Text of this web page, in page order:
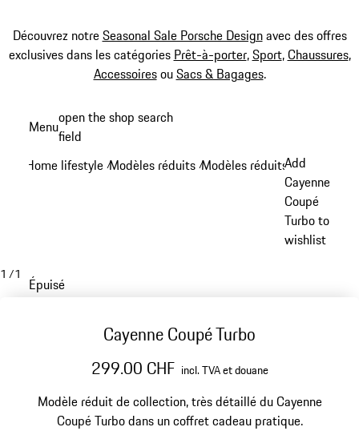
Découvrez notreSeasonal Sale Porsche Designavec des offres
exclusives dans les catégories Prêt-à-porter,Sport,Chaussures,
AccessoiresouSacs & Bagages.
principal
Menuopen the shop search
field
Home lifestyle /Modèles réduits /Modèles réduits Cayenne
Add
Cayenne
Coupé
Turbo to
wishlist
1 /1
Épuisé
Cayenne Coupé Turbo
299.00 CHF incl. TVA et douane
Modèle réduit de collection, très détaillé du Cayenne
Coupé Turbo dans un coffret cadeau pratique.